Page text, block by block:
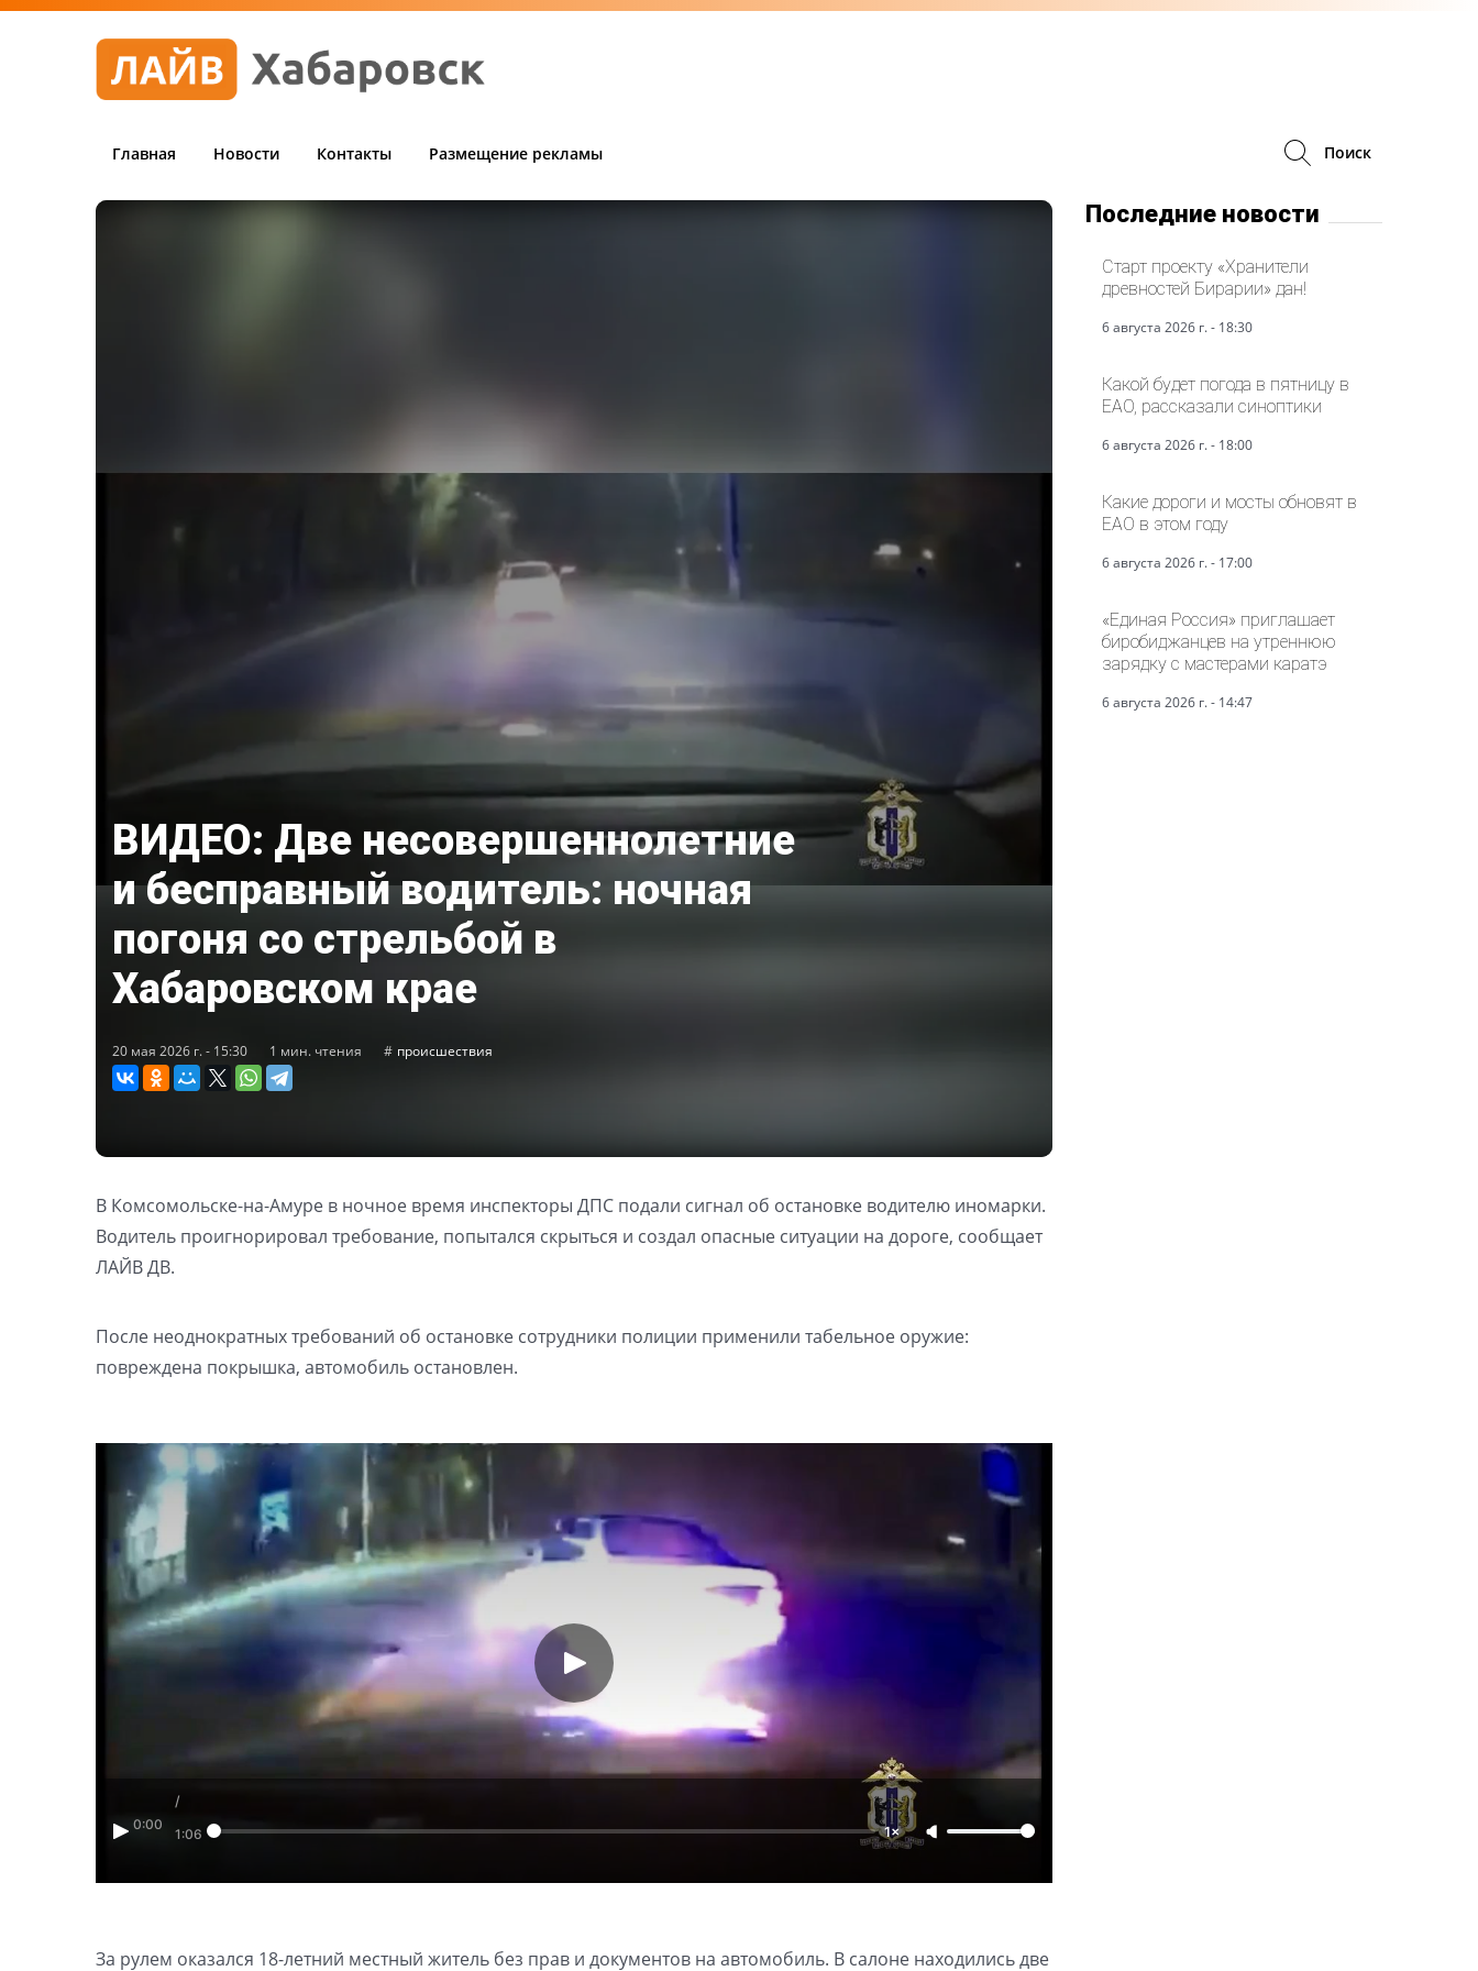
Главная Новости Контакты Размещение рекламы Поиск
ВИДЕО: Две несовершеннолетние
и бесправный водитель: ночная
погоня со стрельбой в
Хабаровском крае
20 мая 2026 г. - 15:30 1 мин. чтения происшествия
В Комсомольске-на-Амуре в ночное время инспекторы ДПС подали сигнал об остановке водителю иномарки.
Водитель проигнорировал требование, попытался скрыться и создал опасные ситуации на дороге, сообщает
ЛАЙВ ДВ.
После неоднократных требований об остановке сотрудники полиции применили табельное оружие:
повреждена покрышка, автомобиль остановлен.
0:00
/
1:06
1×
За рулем оказался 18-летний местный житель без прав и документов на автомобиль. В салоне находились две
Последние новости
Старт проекту «Хранители
древностей Бирарии» дан!
6 августа 2026 г. - 18:30
Какой будет погода в пятницу в
ЕАО, рассказали синоптики
6 августа 2026 г. - 18:00
Какие дороги и мосты обновят в
ЕАО в этом году
6 августа 2026 г. - 17:00
«Единая Россия» приглашает
биробиджанцев на утреннюю
зарядку с мастерами каратэ
6 августа 2026 г. - 14:47